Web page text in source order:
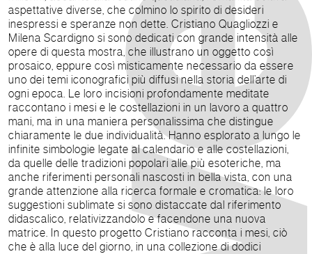
aspettative diverse, che colmino lo spirito di desideri
inespressi e speranze non dette. Cristiano Quagliozzi e
Milena Scardigno si sono dedicati con grande intensità alle
opere di questa mostra, che illustrano un oggetto così
prosaico, eppure così misticamente necessario da essere
uno dei temi iconografici più diffusi nella storia dell’arte di
ogni epoca. Le loro incisioni profondamente meditate
raccontano i mesi e le costellazioni in un lavoro a quattro
mani, ma in una maniera personalissima che distingue
chiaramente le due individualità. Hanno esplorato a lungo le
infinite simbologie legate al calendario e alle costellazioni,
da quelle delle tradizioni popolari alle più esoteriche, ma
anche riferimenti personali nascosti in bella vista, con una
grande attenzione alla ricerca formale e cromatica: le loro
suggestioni sublimate si sono distaccate dal riferimento
didascalico, relativizzandolo e facendone una nuova
matrice. In questo progetto Cristiano racconta i mesi, ciò
che è alla luce del giorno, in una collezione di dodici